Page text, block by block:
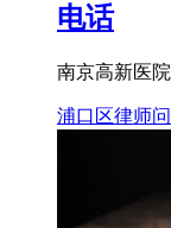
电话
南京高新医
浦口区律师